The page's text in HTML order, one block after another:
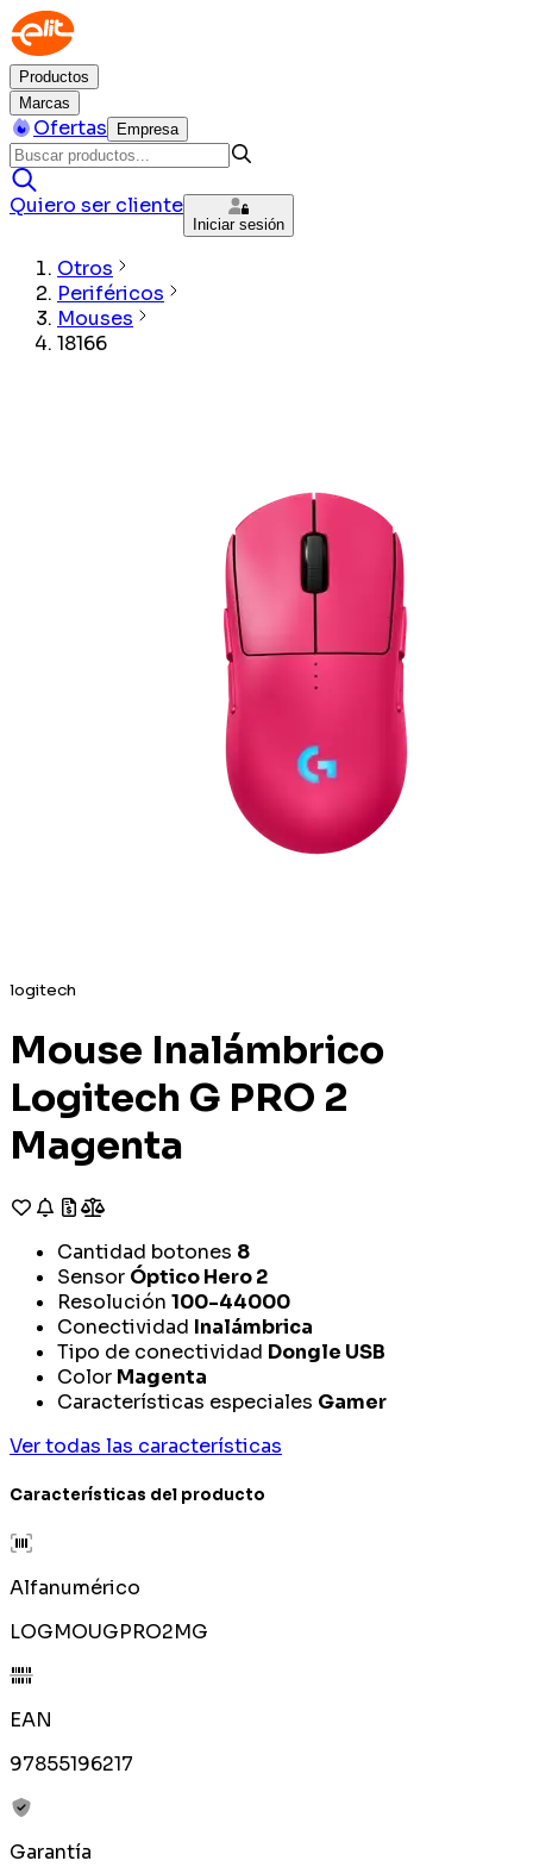
Productos
Marcas
Ofertas Empresa
Quiero ser cliente
Iniciar sesión
Otros
Periféricos
Mouses
18166
logitech
Mouse Inalámbrico
Logitech G PRO 2
Magenta
Cantidad botones 8
Sensor Óptico Hero 2
Resolución 100-44000
Conectividad Inalámbrica
Tipo de conectividad Dongle USB
Color Magenta
Características especiales Gamer
Ver todas las características
Características del producto
Alfanumérico
LOGMOUGPRO2MG
EAN
97855196217
Garantía